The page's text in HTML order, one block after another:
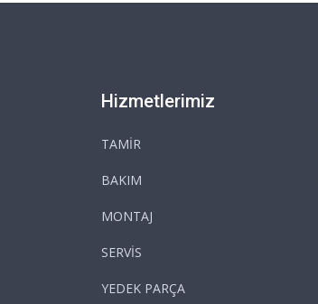
Hizmetlerimiz
TAMİR
BAKIM
MONTAJ
SERVİS
YEDEK PARÇA